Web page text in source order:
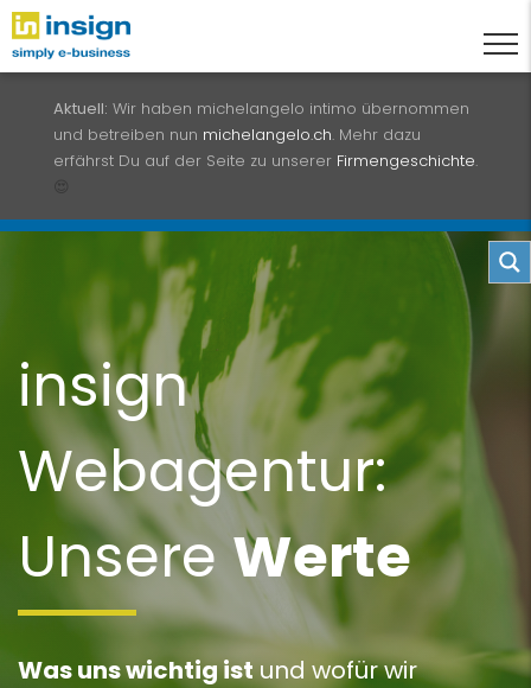
Aktuell: Wir haben michelangelo intimo übernommen
und betreiben nun michelangelo.ch. Mehr dazu
erfährst Du auf der Seite zu unserer Firmengeschichte.
insign
Webagentur:
Unsere Werte
Was uns wichtig istund wofür wir